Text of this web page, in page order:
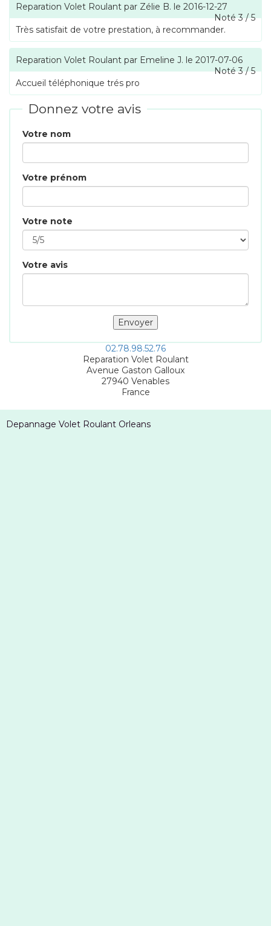
Reparation Volet Roulant par Zélie B. le 2016-12-27
Noté3/5
Très satisfait de votre prestation, à recommander.
Reparation Volet Roulant par Emeline J. le 2017-07-06
Noté3/5
Accueil téléphonique trés pro
Donnez votre avis
Votre nom
Votre prénom
Votre note
Votre avis
02.78.98.52.76
Reparation Volet Roulant
Avenue Gaston Galloux
27940 Venables
France
Depannage Volet Roulant Orleans